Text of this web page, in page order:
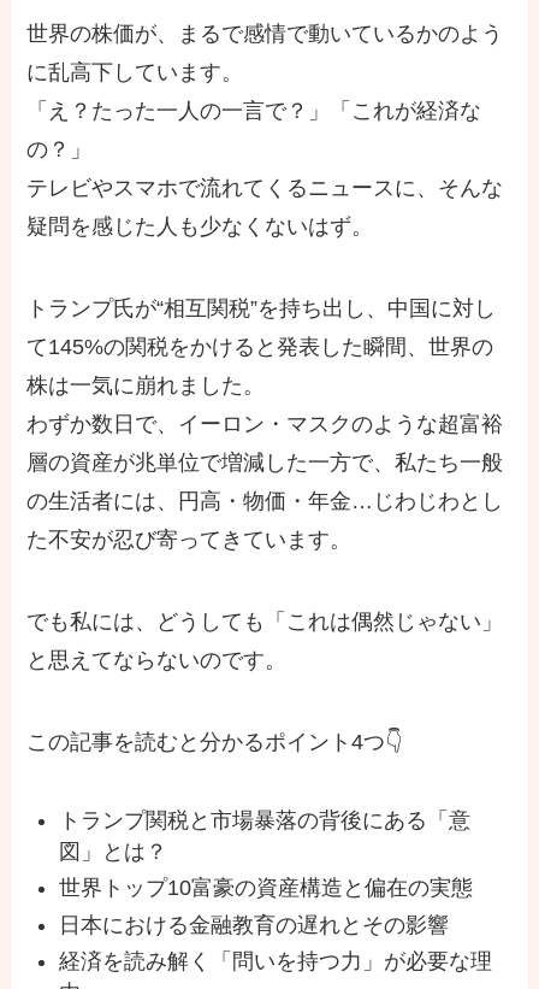
世界の株価が、まるで感情で動いているかのよう
に乱高下しています。
「え？たった一人の一言で？」「これが経済な
の？」
テレビやスマホで流れてくるニュースに、そんな
疑問を感じた人も少なくないはず。
トランプ氏が“相互関税”を持ち出し、中国に対し
て145%の関税をかけると発表した瞬間、世界の
株は一気に崩れました。
わずか数日で、イーロン・マスクのような超富裕
層の資産が兆単位で増減した一方で、私たち一般
の生活者には、円高・物価・年金…じわじわとし
た不安が忍び寄ってきています。
でも私には、どうしても「これは偶然じゃない」
と思えてならないのです。
この記事を読むと分かるポイント4つ👇
トランプ関税と市場暴落の背後にある「意
図」とは？
世界トップ10富豪の資産構造と偏在の実態
日本における金融教育の遅れとその影響
経済を読み解く「問いを持つ力」が必要な理